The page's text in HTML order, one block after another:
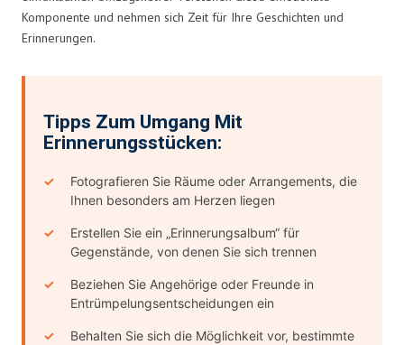
Komponente und nehmen sich Zeit für Ihre Geschichten und
Erinnerungen.
Tipps Zum Umgang Mit
Erinnerungsstücken:
Fotografieren Sie Räume oder Arrangements, die
Ihnen besonders am Herzen liegen
Erstellen Sie ein „Erinnerungsalbum“ für
Gegenstände, von denen Sie sich trennen
Beziehen Sie Angehörige oder Freunde in
Entrümpelungsentscheidungen ein
Behalten Sie sich die Möglichkeit vor, bestimmte